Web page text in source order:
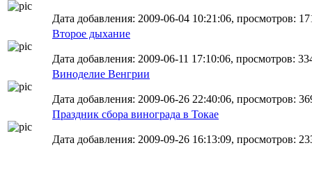
Дата добавления: 2009-06-04 10:21:06, просмотров:
Второе дыхание
Дата добавления: 2009-06-11 17:10:06, просмотров:
Виноделие Венгрии
Дата добавления: 2009-06-26 22:40:06, просмотров:
Праздник сбора винограда в Токае
Дата добавления: 2009-09-26 16:13:09, просмотров: